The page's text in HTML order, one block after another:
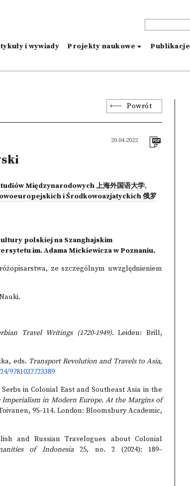
i wywiady Projekty naukowe Publikacje
Powrót
20.04.2022
Międzynarodowych 上海外国语大学,
i Środkowoazjatyckich 俄罗
polskiej na Szanghajskim
im. Adama Mickiewicza w Poznaniu.
ze szczególnym uwzględnieniem
Travel Writings (1720-1949). Leiden: Brill,
eds. Transport Revolution and Travels to Asia,
9781032723389
in Colonial East and Southeast Asia in the
in Modern Europe. At the Margins of
95–114. London: Bloomsbury Academic,
and Russian Travelogues about Colonial
of Indonesia25, no. 2 (2024): 189–